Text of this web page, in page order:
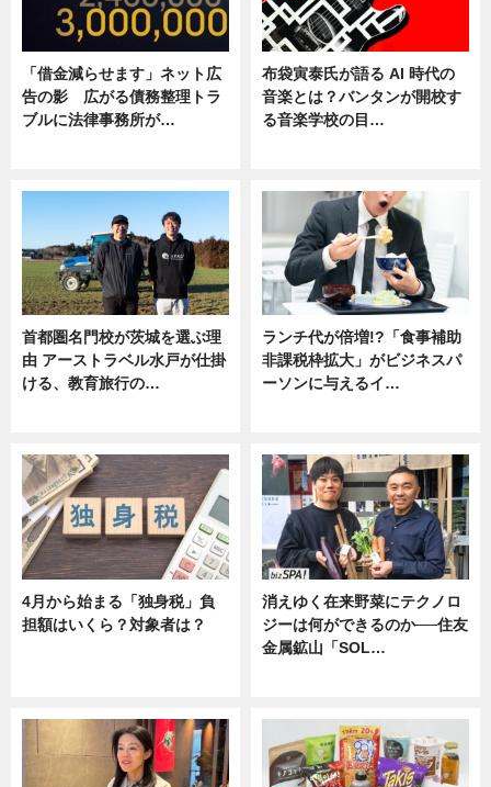
「借金減らせます」ネット広
告の影 広がる債務整理トラ
ブルに法律事務所が…
布袋寅泰氏が語る AI 時代の
音楽とは？バンタンが開校す
る音楽学校の目…
首都圏名門校が茨城を選ぶ理
由 アーストラベル水戸が仕掛
ける、教育旅行の…
ランチ代が倍増!?「食事補助
非課税枠拡大」がビジネスパ
ーソンに与えるイ…
4月から始まる「独身税」負
担額はいくら？対象者は？
消えゆく在来野菜にテクノロ
ジーは何ができるのか──住友
金属鉱山「SOL…